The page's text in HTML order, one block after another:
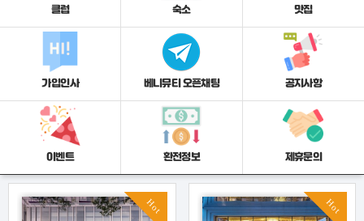
클럽 숙소 맛집
가입인사 베니뮤티 오픈채팅 공지사항
이벤트 환전정보 제휴문의
Hot Hot